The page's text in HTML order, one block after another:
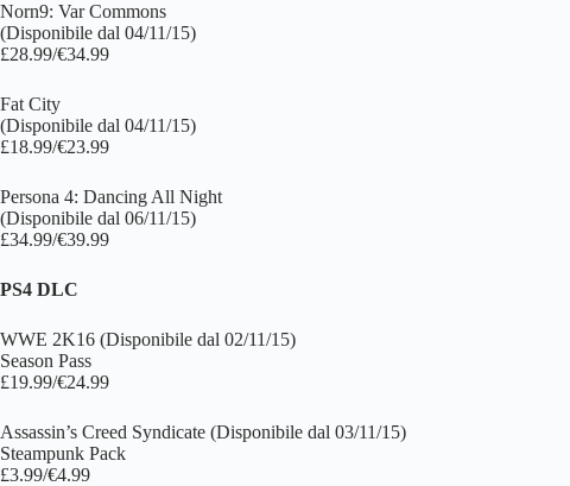
Norn9: Var Commons
(Disponibile dal 04/11/15)
£28.99/€34.99
Fat City
(Disponibile dal 04/11/15)
£18.99/€23.99
Persona 4: Dancing All Night
(Disponibile dal 06/11/15)
£34.99/€39.99
PS4 DLC
WWE 2K16 (Disponibile dal 02/11/15)
Season Pass
£19.99/€24.99
Assassin’s Creed Syndicate (Disponibile dal 03/11/15)
Steampunk Pack
£3.99/€4.99